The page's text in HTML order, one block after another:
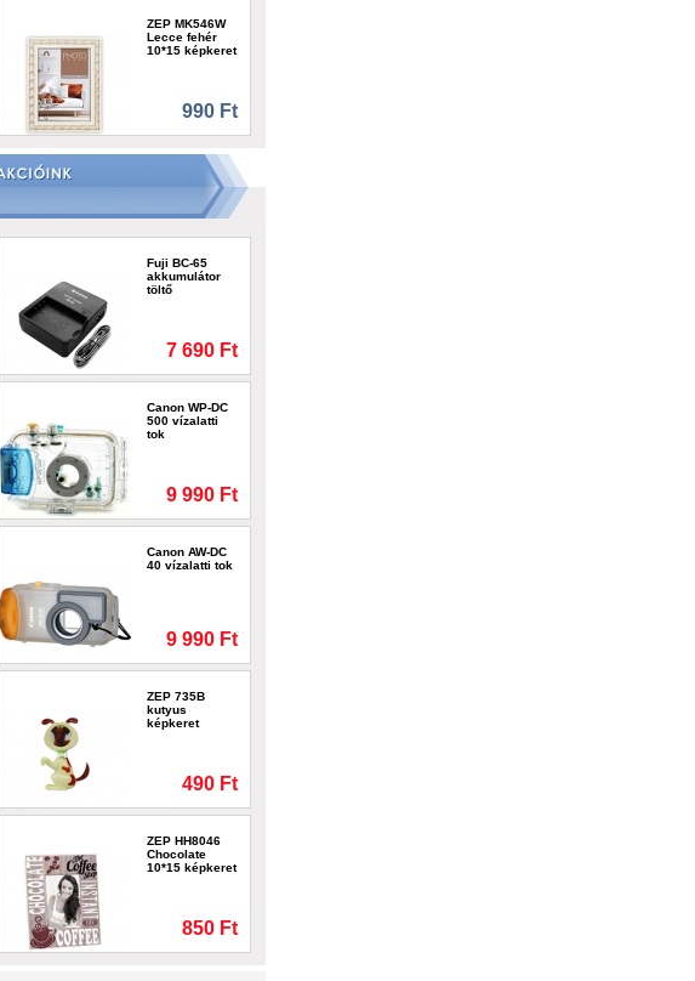
ZEP MK546W
Lecce fehér
10*15 képkeret
990 Ft
Fuji BC-65
akkumulátor
töltő
7 690 Ft
Canon WP-DC
500 vízalatti
tok
9 990 Ft
Canon AW-DC
40 vízalatti tok
9 990 Ft
ZEP 735B
kutyus
képkeret
490 Ft
ZEP HH8046
Chocolate
10*15 képkeret
850 Ft